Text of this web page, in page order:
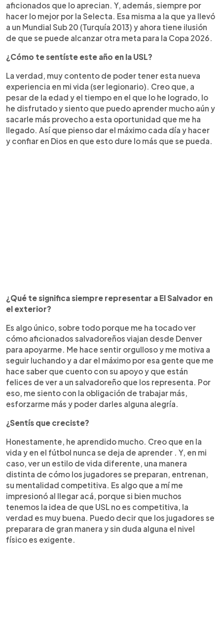
aficionados que lo aprecian. Y, además, siempre por
hacer lo mejor por la Selecta. Esa misma a la que ya llevó
a un Mundial Sub 20 (Turquía 2013) y ahora tiene ilusión
de que se puede alcanzar otra meta para la Copa 2026.
¿Cómo te sentíste este año en la USL?
La verdad, muy contento de poder tener esta nueva
experiencia en mi vida (ser legionario). Creo que, a
pesar de la edad y el tiempo en el que lo he logrado, lo
he disfrutado y siento que puedo aprender mucho aún y
sacarle más provecho a esta oportunidad que me ha
llegado. Así que pienso dar el máximo cada día y hacer
y confiar en Dios en que esto dure lo más que se pueda.
¿Qué te significa siempre representar a El Salvador en
el exterior?
Es algo único, sobre todo porque me ha tocado ver
cómo aficionados salvadoreños viajan desde Denver
para apoyarme. Me hace sentir orgulloso y me motiva a
seguir luchando y a dar el máximo por esa gente que me
hace saber que cuento con su apoyo y que están
felices de ver a un salvadoreño que los representa. Por
eso, me siento con la obligación de trabajar más,
esforzarme más y poder darles alguna alegría.
¿Sentís que creciste?
Honestamente, he aprendido mucho. Creo que en la
vida y en el fútbol nunca se deja de aprender . Y, en mi
caso, ver un estilo de vida diferente, una manera
distinta de cómo los jugadores se preparan, entrenan,
su mentalidad competitiva. Es algo que a mí me
impresionó al llegar acá, porque si bien muchos
tenemos la idea de que USL no es competitiva, la
verdad es muy buena. Puedo decir que los jugadores se
preparara de gran manera y sin duda alguna el nivel
físico es exigente.